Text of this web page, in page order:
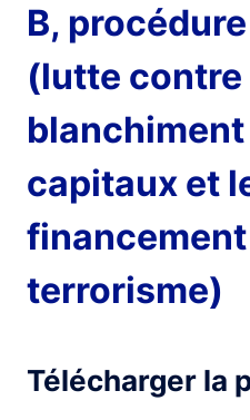
B,
(lutte contre
blanchiment
capitaux et
terrorisme)
Télécharger la